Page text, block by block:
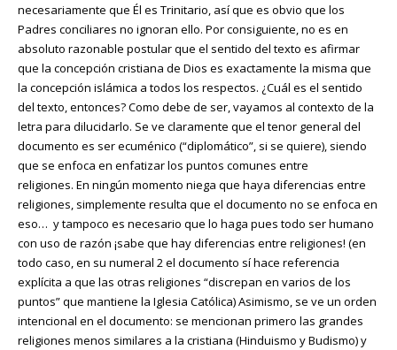
necesariamente que Él es Trinitario, así que es obvio que los
Padres conciliares no ignoran ello. Por consiguiente, no es en
absoluto razonable postular que el sentido del texto es afirmar
que la concepción cristiana de Dios es exactamente la misma que
la concepción islámica a todos los respectos. ¿Cuál es el sentido
del texto, entonces? Como debe de ser, vayamos al contexto de la
letra para dilucidarlo. Se ve claramente que el tenor general del
documento es ser ecuménico (“diplomático”, si se quiere), siendo
que se enfoca en enfatizar los puntos comunes entre
religiones. En ningún momento niega que haya diferencias entre
religiones, simplemente resulta que el documento no se enfoca en
eso… y tampoco es necesario que lo haga pues todo ser humano
con uso de razón ¡sabe que hay diferencias entre religiones! (en
todo caso, en su numeral 2 el documento sí hace referencia
explícita a que las otras religiones “discrepan en varios de los
puntos” que mantiene la Iglesia Católica) Asimismo, se ve un orden
intencional en el documento: se mencionan primero las grandes
religiones menos similares a la cristiana (Hinduismo y Budismo) y